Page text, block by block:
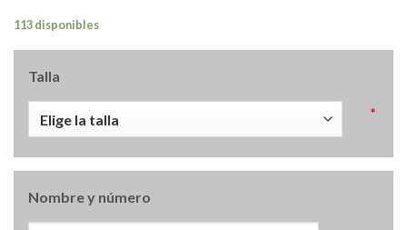
113 disponibles
Talla
*
Nombre y número